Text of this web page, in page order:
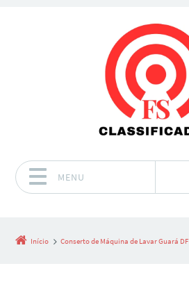
MENU
Início Conserto de Máquina de Lavar Guará DF